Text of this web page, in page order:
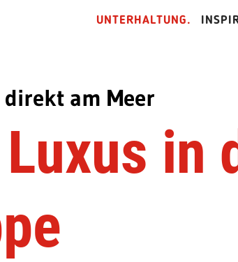
UNTERHALTUNG.
am Meer
in